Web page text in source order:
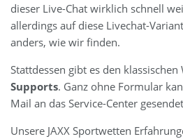
dieser Live-Chat wirklich schnell
allerdings auf diese Livechat-
anders, wie wir finden.
Stattdessen gibt es den klassischen
Supports. Ganz ohne Formular
Mail an das Service-Center
Unsere JAXX Sportwetten